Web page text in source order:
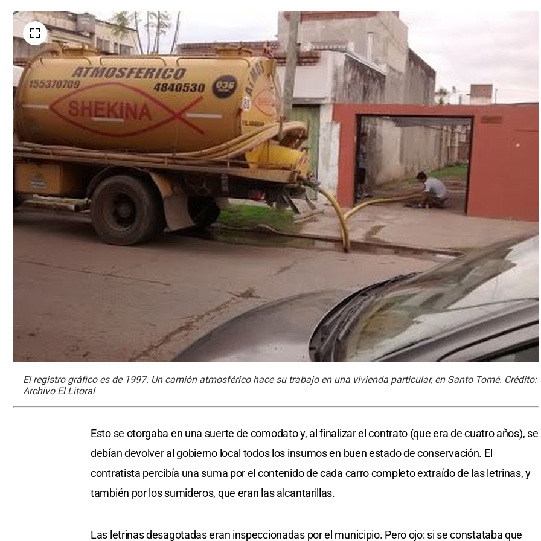
El registro gráfico es de 1997. Un camión atmosférico hace su trabajo en una vivienda particular, en Santo Tomé. Crédito:
Archivo El Litoral
Esto se otorgaba en una suerte de comodato y, al finalizar el contrato (que era de cuatro años), se
debían devolver al gobierno local todos los insumos en buen estado de conservación. El
contratista percibía una suma por el contenido de cada carro completo extraído de las letrinas, y
también por los sumideros, que eran las alcantarillas.
Las letrinas desagotadas eran inspeccionadas por el municipio. Pero ojo: si se constataba que